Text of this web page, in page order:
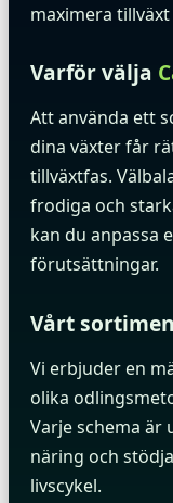
maximera
Varför välja
Att använda ett
dina växter får
tillväxtfas.
frodiga och
kan du anpassa
förutsättningar.
Vårt
Vi erbjuder en
olika
Varje schema
näring och
livscykel.